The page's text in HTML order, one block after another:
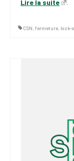
Lire la suite .
CSN, fermeture, lock-